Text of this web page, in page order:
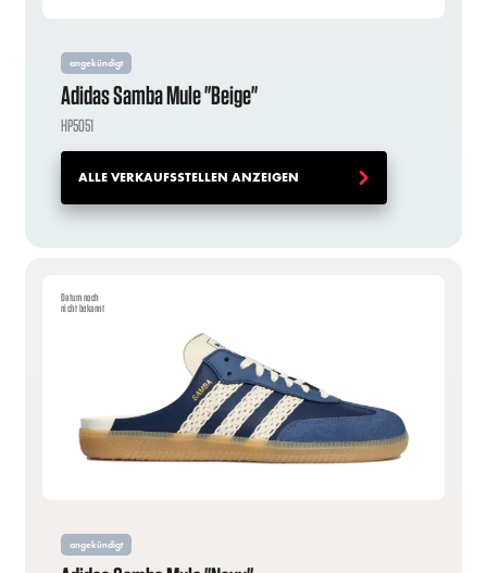
angekündigt
Adidas Samba Mule "Beige"
HP5051
ALLE VERKAUFSSTELLEN ANZEIGEN
Datum noch
nicht bekannt
angekündigt